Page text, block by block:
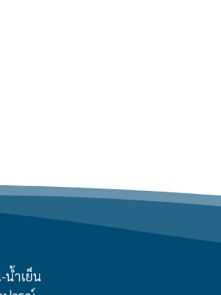
น้ำเย็น